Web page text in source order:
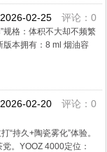
2026-02-25评论：0
规格：体积不大却不频繁
本拥有：8 ml 烟油容
2026-02-20评论：0
持久+陶瓷雾化”体验。
。YOOZ 4000定位：